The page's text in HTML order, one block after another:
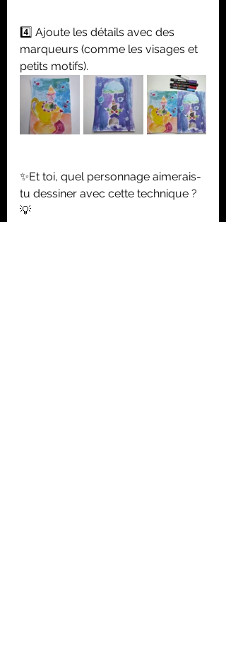
4️⃣ Ajoute les détails avec des
marqueurs (comme les visages et
petits motifs).
✨Et toi, quel personnage aimerais-
tu dessiner avec cette technique ?
💡